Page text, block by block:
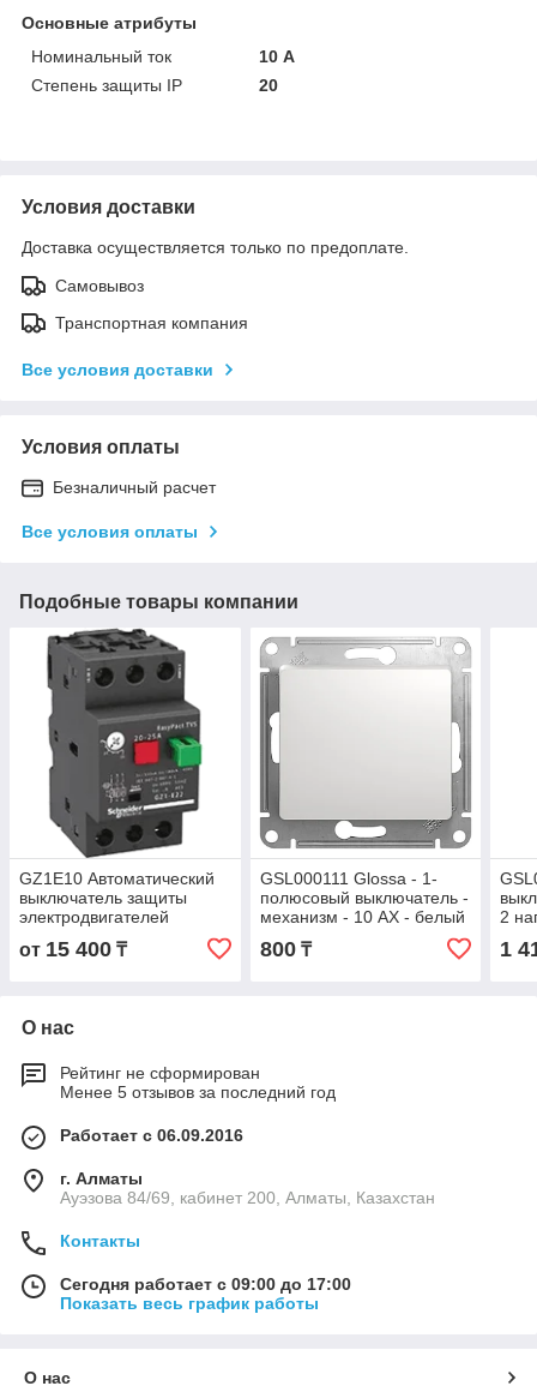
Основные атрибуты
Номинальный ток
10 А
Степень защиты IP
20
Условия доставки
Доставка осуществляется только по предоплате.
Самовывоз
Транспортная компания
Все условия доставки
Условия оплаты
Безналичный расчет
Все условия оплаты
Подобные товары компании
GZ1E10 Автоматический
выключатель защиты
электродвигателей
мощностью до 2.2кВт, на
токи 4 - 6.3А
от 15 400 ₸
GSL000111 Glossa - 1-
полюсовый выключатель -
механизм - 10 AX - белый
800₸
2
1
О нас
Рейтинг не сформирован
Менее 5 отзывов за последний год
Работает с 06.09.2016
г. Алматы
Ауэзова 84/69, кабинет 200, Алматы, Казахстан
Контакты
Сегодня работает с 09:00 до 17:00
Показать весь график работы
О нас